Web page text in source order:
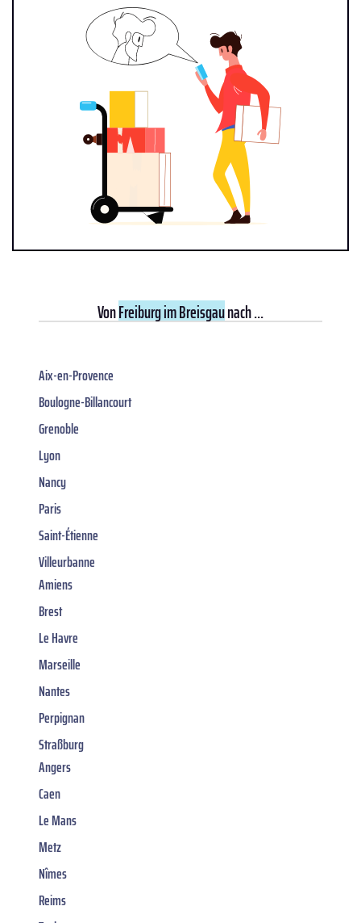
VonFreiburg im Breisgaunach ...
Aix-en-Provence
Boulogne-Billancourt
Grenoble
Lyon
Nancy
Paris
Saint-Étienne
Villeurbanne
Amiens
Brest
Le Havre
Marseille
Nantes
Perpignan
Straßburg
Angers
Caen
Le Mans
Metz
Nîmes
Reims